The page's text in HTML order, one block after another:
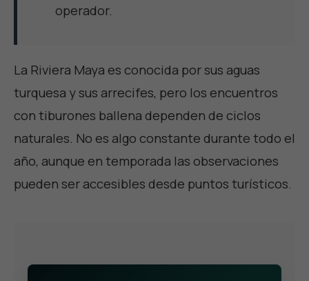
operador.
La Riviera Maya es conocida por sus aguas
turquesa y sus arrecifes, pero los encuentros
con tiburones ballena dependen de ciclos
naturales. No es algo constante durante todo el
año, aunque en temporada las observaciones
pueden ser accesibles desde puntos turísticos.